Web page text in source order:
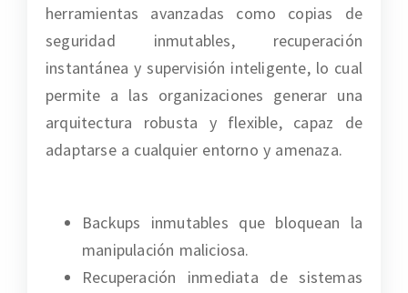
herramientas avanzadas como copias de
seguridad inmutables, recuperación
instantánea y supervisión inteligente, lo cual
permite a las organizaciones generar una
arquitectura robusta y flexible, capaz de
adaptarse a cualquier entorno y amenaza.
Backups inmutables que bloquean la
manipulación maliciosa.
Recuperación inmediata de sistemas